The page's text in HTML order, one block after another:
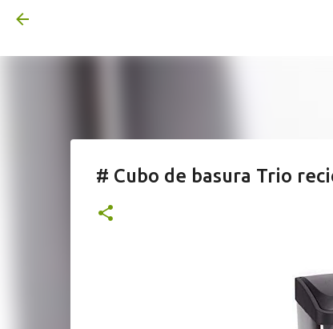
# Cubo de basura Trio